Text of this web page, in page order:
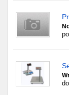
Toruń
Olsztyn